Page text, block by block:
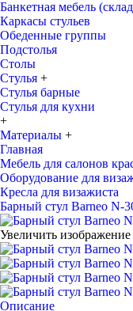
Банкетная мебель
Каркасы стульев
Обеденные группы
Подстолья
Столы
Стулья +
Стулья барные
Стулья для кухни
+
Материалы +
Главная
Мебель для салонов
Оборудование для
Кресла для визажиста
Барный стул Barneo N-
Увеличить изображение
Описание